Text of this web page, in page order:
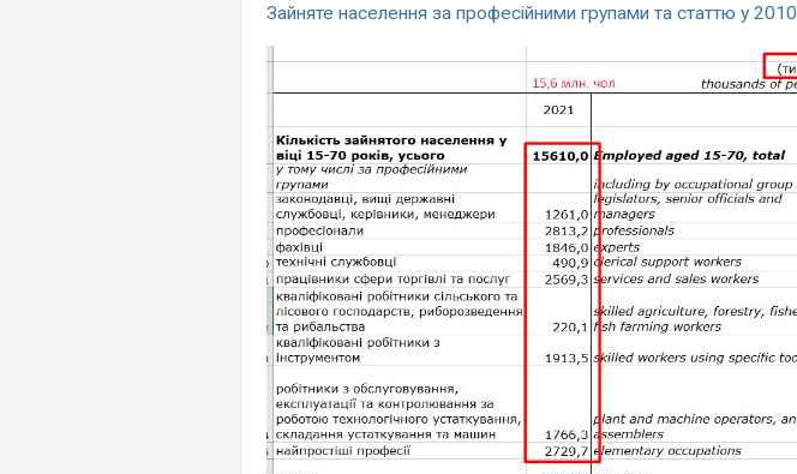
Зайняте населення за професійними групами та статтю у